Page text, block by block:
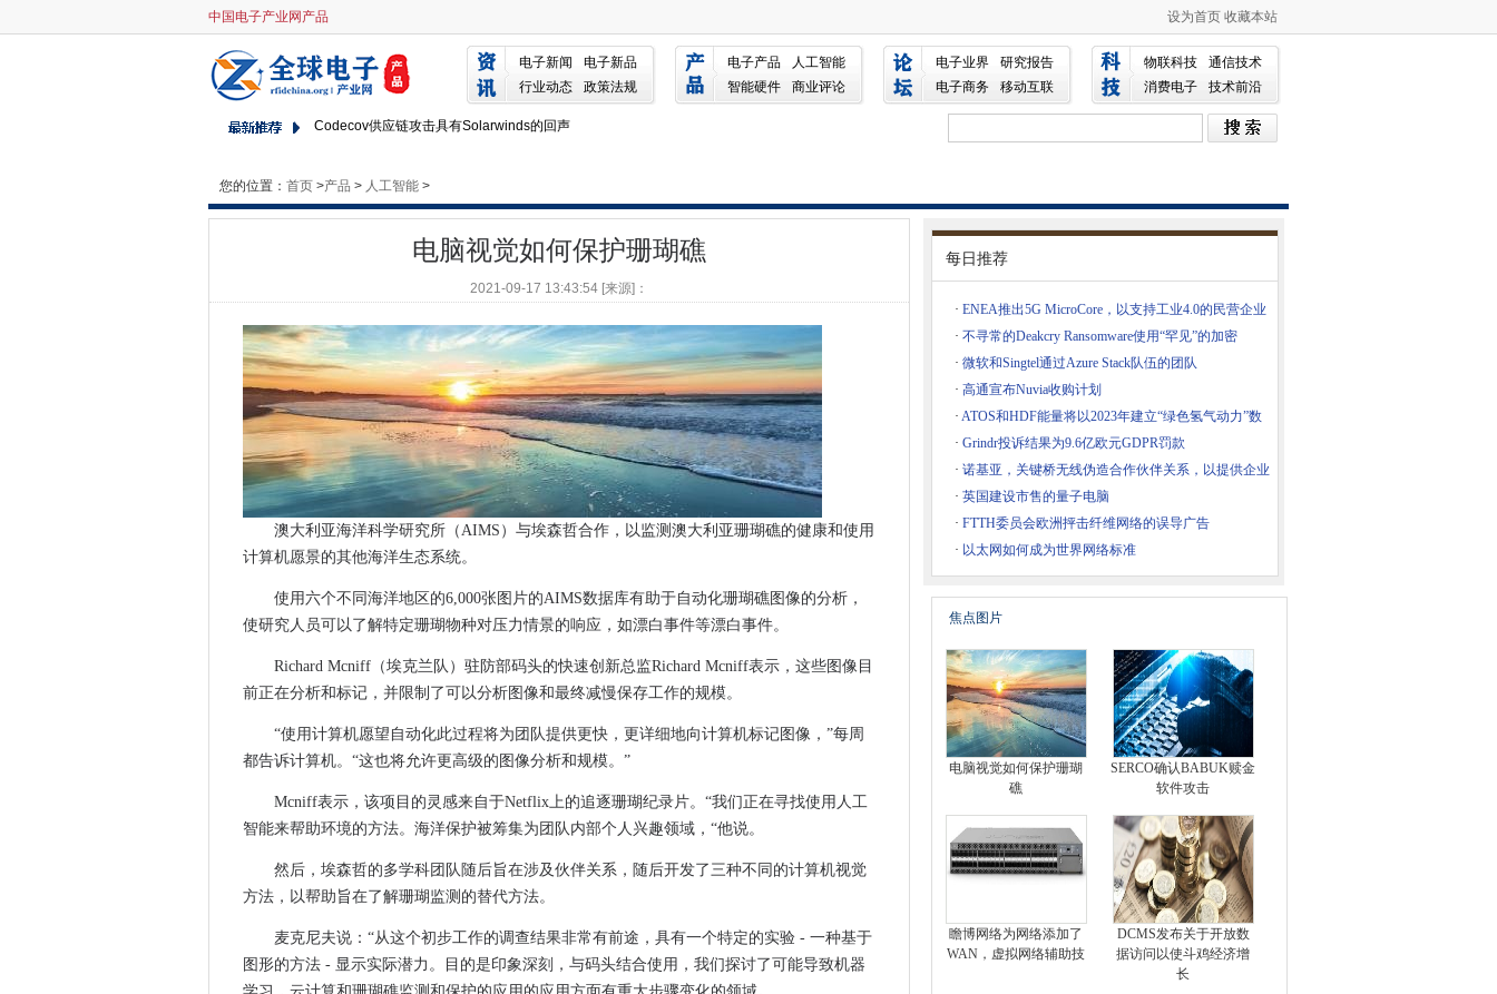
中国电子产业网产品 设为首页 收藏本站
电子新闻
电子新品
行业动态
政策法规
电子产品
人工智能
智能硬件
商业评论
电子业界
研究报告
电子商务
移动互联
物联科技
通信技术
消费电子
技术前沿
电脑视觉如何保护珊瑚礁
ENEA推出5G MicroCore，以支持工业4.0的民营企业网络
BBC任命新的数字和技术领导者
Codecov供应链攻击具有Solarwinds的回声
不寻常的Deakcry Ransomware使用“罕见”的加密方法
Tata Communications增长了IoT足迹
荷兰语通过披露加密警察协作的细节来指责英国的“损坏的信心”
微软和Singtel通过Azure Stack队伍的团队
政府任命数字领导角色并建立新的数字办事处
在微软的行业云战略内
DCMS发布关于开放数据访问以使斗鸡经济增长的报告
高通宣布Nuvia收购计划
Asda袋子ex-marks和spencer cio
CityFibre将全纤维网络扩展到彼得伯勒
Qualcomm，5G Rowndorset Seed Partnership审判养殖用例
ATOS和HDF能量将以2023年建立“绿色氢气动力”数据中心
Cyber​​ Cotland提供集中的安全资源集线器
诺基亚传统的开放式推动CPQD合作伙伴关系
Grindr投诉结果为9.6亿欧元GDPR罚款
Nova在流媒体问题上投下光线，因为能量需求飙升
前NCSC BOSS Ciaran Martin加入网络风险投资衣服
CIO将SILED IT团队和工具归咎于未对准
指南狗数据策略导航组织视图的路径
量子是几年之后，但今天可以制作商业案例
英国建设市售的量子电脑
诺基亚粉笔起来新的芬兰5G获胜
机器人律师获得Sberbank角色
您的位置： 首页 >产品 > 人工智能 >
电脑视觉如何保护珊瑚礁
2021-09-17 13:43:54 [来源]：
澳大利亚海洋科学研究所（AIMS）与埃森哲合作，以监测澳大利亚珊瑚礁的健康和使用
计算机愿景的其他海洋生态系统。
使用六个不同海洋地区的6,000张图片的AIMS数据库有助于自动化珊瑚礁图像的分析，
使研究人员可以了解特定珊瑚物种对压力情景的响应，如漂白事件等漂白事件。
Richard Mcniff（埃克兰队）驻防部码头的快速创新总监Richard Mcniff表示，这些图像目
前正在分析和标记，并限制了可以分析图像和最终减慢保存工作的规模。
“使用计算机愿望自动化此过程将为团队提供更快，更详细地向计算机标记图像，”每周
都告诉计算机。“这也将允许更高级的图像分析和规模。”
Mcniff表示，该项目的灵感来自于Netflix上的追逐珊瑚纪录片。“我们正在寻找使用人工
智能来帮助环境的方法。海洋保护被筹集为团队内部个人兴趣领域，“他说。
然后，埃森哲的多学科团队随后旨在涉及伙伴关系，随后开发了三种不同的计算机视觉
方法，以帮助旨在了解珊瑚监测的替代方法。
麦克尼夫说：“从这个初步工作的调查结果非常有前途，具有一个特定的实验 - 一种基于
图形的方法 - 显示实际潜力。目的是印象深刻，与码头结合使用，我们探讨了可能导致机器
每日推荐
· ENEA推出5G MicroCore，以支持工业4.0的民营企业
网络
· 不寻常的Deakcry Ransomware使用“罕见”的加密
· 微软和Singtel通过Azure Stack队伍的团队
· 高通宣布Nuvia收购计划
· ATOS和HDF能量将以2023年建立“绿色氢气动力”数
· Grindr投诉结果为9.6亿欧元GDPR罚款
· 诺基亚，关键桥无线伪造合作伙伴关系，以提供企业
· 英国建设市售的量子电脑
· FTTH委员会欧洲抨击纤维网络的误导广告
· 以太网如何成为世界网络标准
焦点图片
电脑视觉如何保护珊瑚
礁
SERCO确认BABUK赎金
软件攻击
瞻博网络为网络添加了
WAN，虚拟网络辅助技
DCMS发布关于开放数
据访问以使斗鸡经济增
长